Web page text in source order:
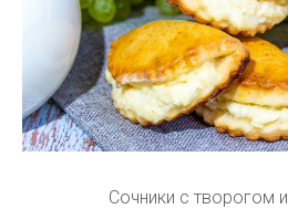
Сочники с творогом